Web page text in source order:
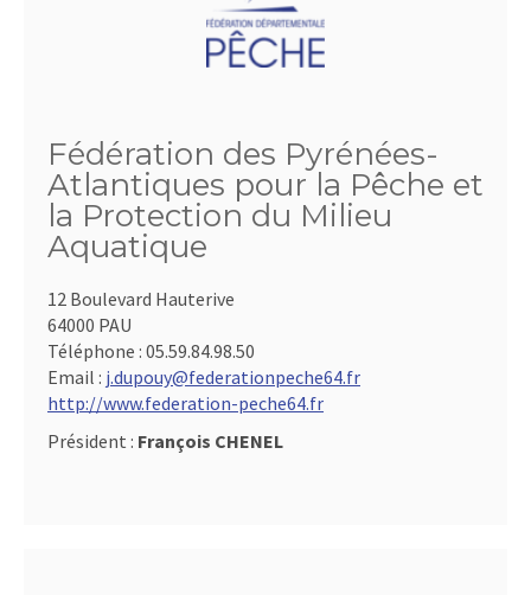
Fédération des Pyrénées-
Atlantiques pour la Pêche et
la Protection du Milieu
Aquatique
12 Boulevard Hauterive
64000 PAU
Téléphone : 05.59.84.98.50
Email : j.dupouy@federationpeche64.fr
http://www.federation-peche64.fr
Président : François CHENEL